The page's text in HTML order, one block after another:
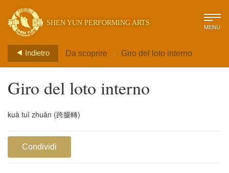
SHEN YUN PERFORMING ARTS MENU
Indietro Da scoprire > Giro del loto interno
Giro del loto interno
kuà tuǐ zhuǎn (跨腿轉)
Condividi